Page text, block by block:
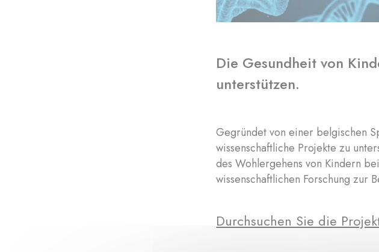
Die Gesundheit von
unterstützen.
Gegründet von einer belgischen
wissenschaftliche Projekte zu
des Wohlergehens von Kindern
wissenschaftlichen Forschung zur
Durchsuchen Sie die